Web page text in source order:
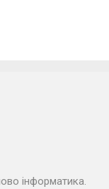
інформатика.